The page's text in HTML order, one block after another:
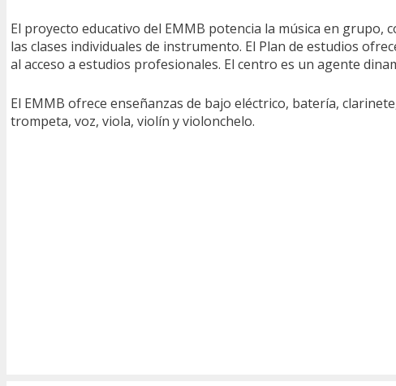
El proyecto educativo del EMMB potencia la música en
las clases individuales de instrumento. El Plan de estudios
al acceso a estudios profesionales. El centro es un agente
El EMMB ofrece enseñanzas de bajo eléctrico, batería,
trompeta, voz, viola, violín y violonchelo.